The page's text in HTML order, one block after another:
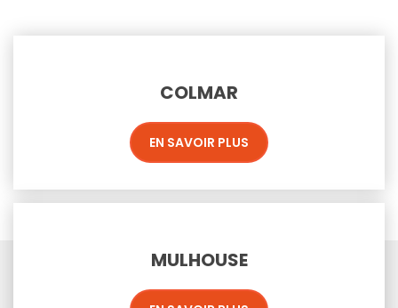
COLMAR
EN SAVOIR PLUS
MULHOUSE